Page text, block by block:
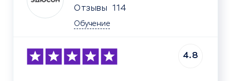
Отзывы 114
Обучение
4.8